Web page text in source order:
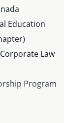
Education
Law
Program